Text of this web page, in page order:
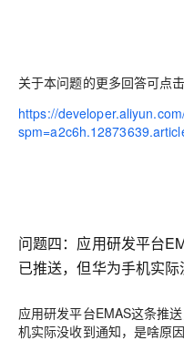
关于本问题的更多回答可点击
https://
问题四： 应用研发平台
已推送，但华为手机实际
应用研发平台EMAS这条推
机实际没收到通知，是啥原因